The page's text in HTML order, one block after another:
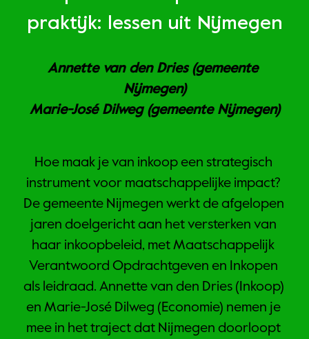
praktijk: lessen uit Nijmegen
Annette van den Dries (gemeente
Nijmegen)
Marie-José Dilweg (gemeente Nijmegen)
Hoe maak je van inkoop een strategisch
instrument voor maatschappelijke impact?
De gemeente Nijmegen werkt de afgelopen
jaren doelgericht aan het versterken van
haar inkoopbeleid, met Maatschappelijk
Verantwoord Opdrachtgeven en Inkopen
als leidraad. Annette van den Dries (Inkoop)
en Marie-José Dilweg (Economie) nemen je
mee in het traject dat Nijmegen doorloopt